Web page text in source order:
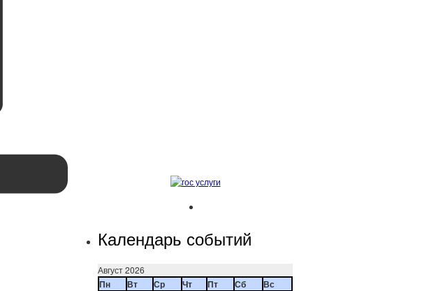
Календарь событий
Август 2026
Пн Вт Ср Чт Пт Сб Вс